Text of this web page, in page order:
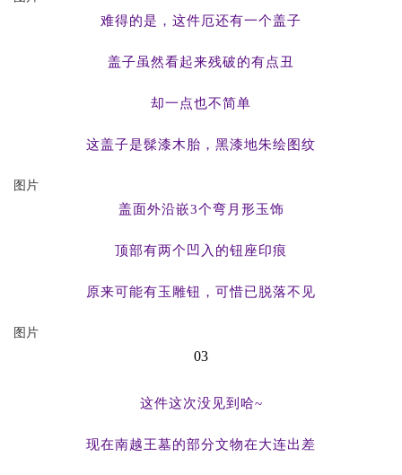
难得的是，这件厄还有一个盖子
盖子虽然看起来残破的有点丑
却一点也不简单
这盖子是髹漆木胎，黑漆地朱绘图纹
图片
盖面外沿嵌3个弯月形玉饰
顶部有两个凹入的钮座印痕
原来可能有玉雕钮，可惜已脱落不见
图片
03
这件这次没见到哈~
现在南越王墓的部分文物在大连出差